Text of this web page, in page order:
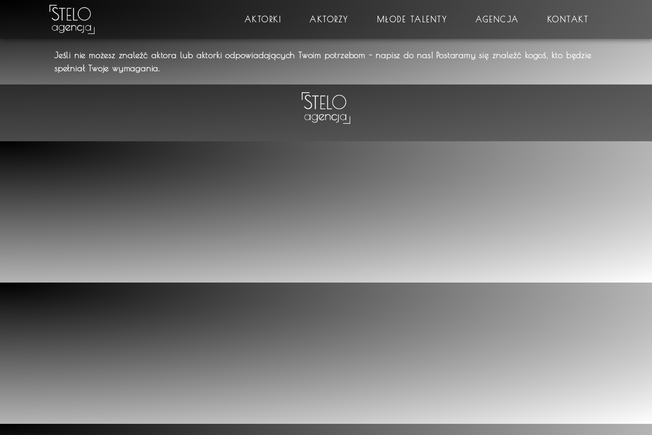
AKTORKI AKTORZY MŁODE TALENTY AGENCJA KONTAKT
Jeśli nie możesz znaleźć aktora lub aktorki odpowiadających Twoim potrzebom - napisz do nas! Postaramy się znaleźć kogoś, kto będzie
spełniał Twoje wymagania.